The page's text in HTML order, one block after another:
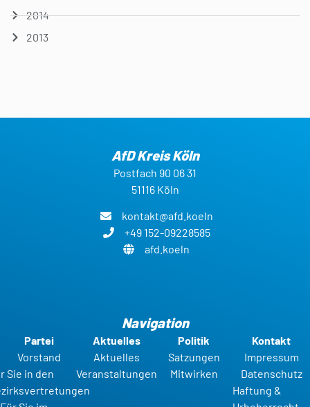
2014
2013
AfD Kreis Köln
Postfach 90 06 31
51116 Köln
kontakt@afd.koeln
+49 152-09228585
afd.koeln
Navigation
Partei
Vorstand
Sie in den
Aktuelles
Aktuelles
Veranstaltungen
Politik
Satzungen
Mitwirken
Kontakt
Impressum
Datenschutz
Haftung &